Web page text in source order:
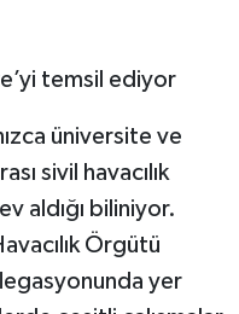
temsil ediyor
üniversite ve
sivil havacılık
aldığı biliniyor.
Örgütü
yer